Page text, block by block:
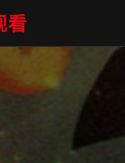
看